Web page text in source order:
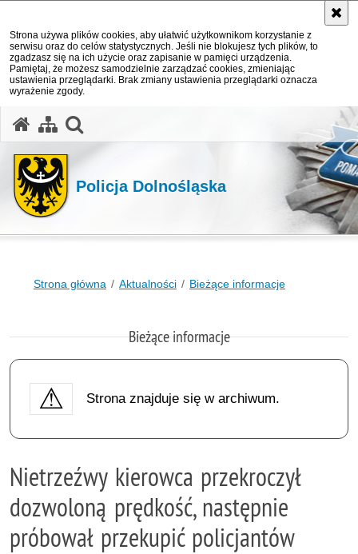
Strona używa plików cookies, aby ułatwić użytkownikom korzystanie z
serwisu oraz do celów statystycznych. Jeśli nie blokujesz tych plików, to
zgadzasz się na ich użycie oraz zapisanie w pamięci urządzenia.
Pamiętaj, że możesz samodzielnie zarządzać cookies, zmieniając
ustawienia przeglądarki. Brak zmiany ustawienia przeglądarki oznacza
wyrażenie zgody.
Policja Dolnośląska
Strona główna Aktualności Bieżące informacje
Bieżące informacje
Strona znajduje się w archiwum.
Nietrzeźwy kierowca przekroczył
dozwoloną prędkość, następnie
próbował przekupić policjantów